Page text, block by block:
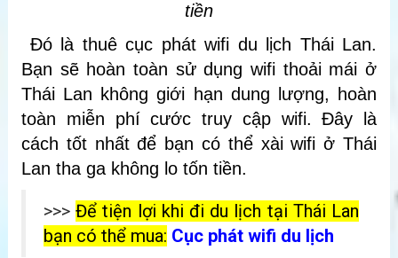
tiền
Đó là thuê cục phát wifi du lịch Thái Lan.
Bạn sẽ hoàn toàn sử dụng wifi thoải mái ở
Thái Lan không giới hạn dung lượng, hoàn
toàn miễn phí cước truy cập wifi. Đây là
cách tốt nhất để bạn có thể xài wifi ở Thái
Lan tha ga không lo tốn tiền.
>>>Để tiện lợi khi đi du lịch tại Thái Lan
bạn có thể mua: Cục phát wifi du lịch